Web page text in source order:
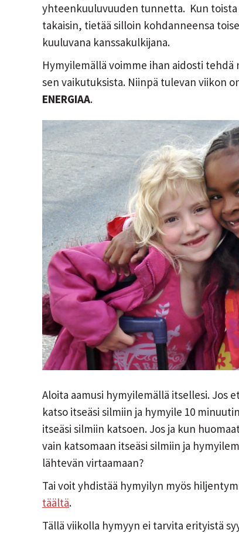
yhteenkuuluvuuden tunnetta. Kun toista
takaisin, tietää silloin kohdanneensa
kuuluvana kanssakulkijana.
Hymyilemällä voimme ihan aidosti
sen vaikutuksista. Niinpä tulevan viikon
ENERGIAA.
Aloita aamusi hymyilemällä itsellesi. Jos
katso itseäsi silmiin ja hymyile 10
itseäsi silmiin katsoen. Jos ja kun
vain katsomaan itseäsi silmiin ja
lähtevän virtaamaan?
Tai voit yhdistää hymyilyn myös
täältä.
Tällä viikolla hymyyn ei tarvita erityistä